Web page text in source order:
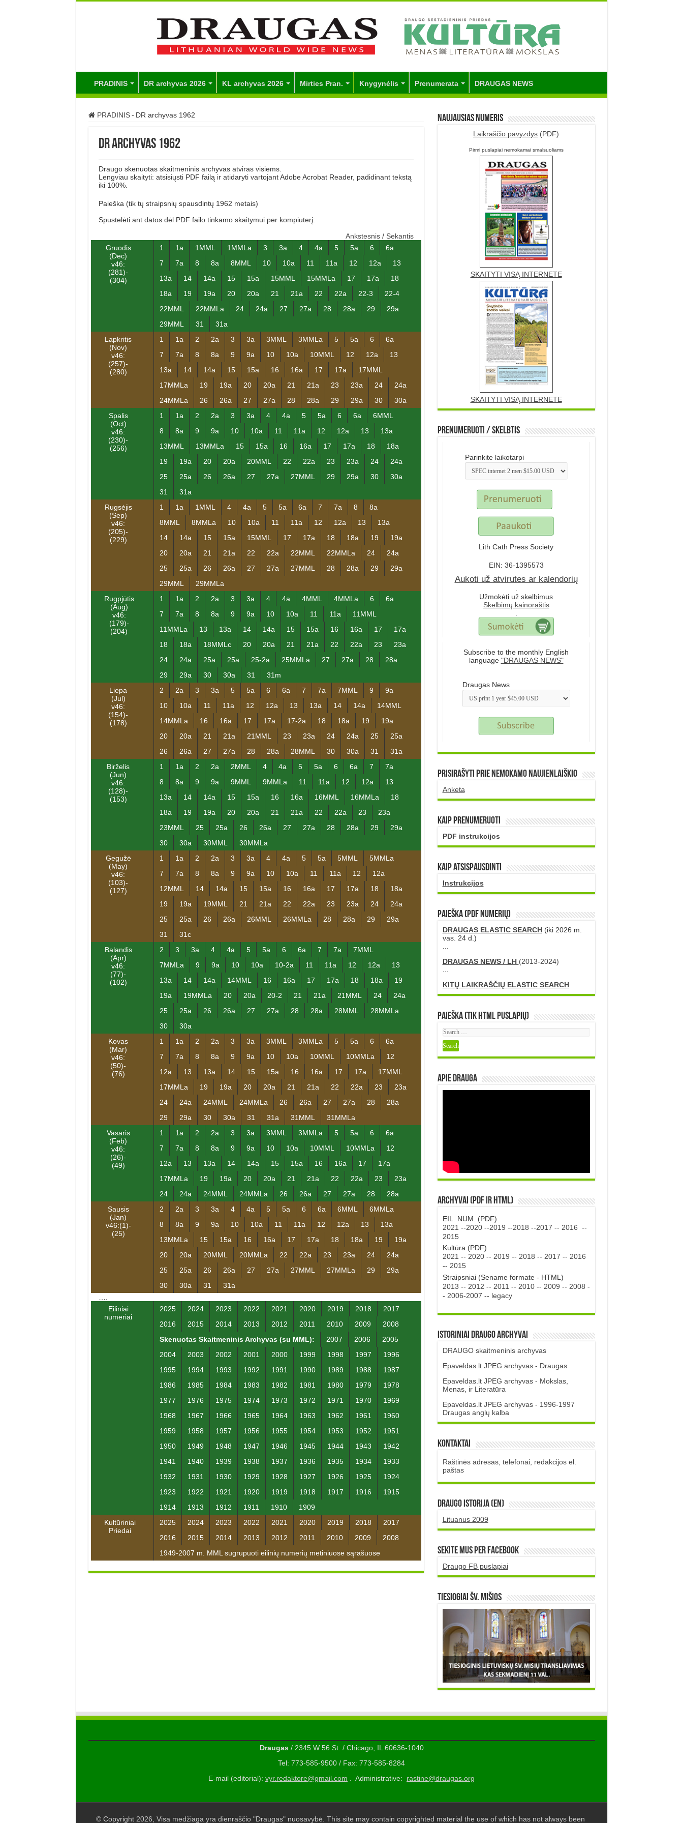
PRADINIS DR archyvas 2026 KL archyvas 2026 Mirties Pran. Knygynėlis Prenumerata DRAUGAS NEWS
PRADINIS - DR archyvas 1962
DR archyvas 1962
Draugo skenuotas skaitmeninis archyvas atviras visiems.
Lengviau skaityti: atsisiųsti PDF failą ir atidaryti vartojant Adobe Acrobat Reader, padidinant tekstą
iki 100%.
Paieška (tik tų straipsnių spausdintų 1962 metais)
Spustelėti ant datos dėl PDF failo tinkamo skaitymui per kompiuterį:
Ankstesnis / Sekantis
Gruodis
(Dec)
v46:
(281)-
(304)
1 1a 1MML 1MMLa 3 3a 4 4a 5 5a 6
6a
7
7a 8 8a 8MML 10 10a 11 11a 12 12a
13
13a
14 14a 15 15a 15MML 15MMLa 17 17a
18
18a
19 19a 20 20a 21 21a 22 22a 22-3
22-4
22MML
22MMLa 24 24a 27 27a 28 28a 29
29a
29MML
31
31a
Lapkritis
(Nov)
v46:
(257)-
(280)
1 1a 2 2a 3 3a 3MML 3MMLa 5 5a 6
6a
7
7a 8 8a 9 9a 10 10a 10MML 12 12a
13
13a
14 14a 15 15a 16 16a 17 17a
17MML
17MMLa
19 19a 20 20a 21 21a 23 23a 24
24a
24MMLa
26 26a 27 27a 28 28a 29 29a 30
30a
Spalis
(Oct)
v46:
(230)-
(256)
1 1a 2 2a 3 3a 4 4a 5 5a 6 6a
6MML
8
8a 9 9a 10 10a 11 11a 12 12a 13
13a
13MML
13MMLa 15 15a 16 16a 17 17a 18
18a
19
19a 20 20a 20MML 22 22a 23 23a 24
24a
25
25a 26 26a 27 27a 27MML 29 29a 30
30a
31
31a
Rugsėjis
(Sep)
v46:
(205)-
(229)
1 1a 1MML 4 4a 5 5a 6a 7 7a 8
8a
8MML
8MMLa 10 10a 11 11a 12 12a 13
13a
14
14a 15 15a 15MML 17 17a 18 18a 19
19a
20
20a 21 21a 22 22a 22MML 22MMLa 24
24a
25
25a 26 26a 27 27a 27MML 28 28a 29
29a
29MML
29MMLa
Rugpjūtis
(Aug)
v46:
(179)-
(204)
1 1a 2 2a 3 3a 4 4a 4MML 4MMLa 6
6a
7
7a 8 8a 9 9a 10 10a 11 11a
11MML
11MMLa
13 13a 14 14a 15 15a 16 16a 17
17a
18
18a 18MMLc 20 20a 21 21a 22 22a 23
23a
24
24a 25a 25a 25-2a 25MMLa 27 27a 28
28a
29
29a 30 30a 31
31m
Liepa
(Jul)
v46:
(154)-
(178)
2 2a 3 3a 5 5a 6 6a 7 7a 7MML 9
9a
10
10a 11 11a 12 12a 13 13a 14 14a
14MML
14MMLa
16 16a 17 17a 17-2a 18 18a 19
19a
20
20a 21 21a 21MML 23 23a 24 24a 25
25a
26
26a 27 27a 28 28a 28MML 30 30a 31
31a
Birželis
(Jun)
v46:
(128)-
(153)
1 1a 2 2a 2MML 4 4a 5 5a 6 6a 7
7a
8
8a 9 9a 9MML 9MMLa 11 11a 12 12a
13
13a
14 14a 15 15a 16 16a 16MML 16MMLa
18
18a
19 19a 20 20a 21 21a 22 22a 23
23a
23MML
25 25a 26 26a 27 27a 28 28a 29
29a
30
30a 30MML
30MMLa
Gegužė
(May)
v46:
(103)-
(127)
1 1a 2 2a 3 3a 4 4a 5 5a 5MML
5MMLa
7
7a 8 8a 9 9a 10 10a 11 11a 12
12a
12MML
14 14a 15 15a 16 16a 17 17a 18
18a
19
19a 19MML 21 21a 22 22a 23 23a 24
24a
25
25a 26 26a 26MML 26MMLa 28 28a 29
29a
31
31c
Balandis
(Apr)
v46:
(77)-
(102)
2 3 3a 4 4a 5 5a 6 6a 7 7a
7MML
7MMLa
9 9a 10 10a 10-2a 11 11a 12 12a
13
13a
14 14a 14MML 16 16a 17 17a 18 18a
19
19a
19MMLa 20 20a 20-2 21 21a 21MML 24
24a
25
25a 26 26a 27 27a 28 28a 28MML
28MMLa
30
30a
Kovas
(Mar)
v46:
(50)-
(76)
1 1a 2 2a 3 3a 3MML 3MMLa 5 5a 6
6a
7
7a 8 8a 9 9a 10 10a 10MML 10MMLa
12
12a
13 13a 14 15 15a 16 16a 17 17a
17MML
17MMLa
19 19a 20 20a 21 21a 22 22a 23
23a
24
24a 24MML 24MMLa 26 26a 27 27a 28
28a
29
29a 30 30a 31 31a 31MML
31MMLa
Vasaris
(Feb)
v46:
(26)-
(49)
1 1a 2 2a 3 3a 3MML 3MMLa 5 5a 6
6a
7
7a 8 8a 9 9a 10 10a 10MML 10MMLa
12
12a
13 13a 14 14a 15 15a 16 16a 17
17a
17MMLa
19 19a 20 20a 21 21a 22 22a 23
23a
24
24a 24MML 24MMLa 26 26a 27 27a 28
28a
Sausis
(Jan)
v46:(1)-
(25)
2 2a 3 3a 4 4a 5 5a 6 6a 6MML
6MMLa
8
8a 9 9a 10 10a 11 11a 12 12a 13
13a
13MMLa
15 15a 16 16a 17 17a 18 18a 19
19a
20
20a 20MML 20MMLa 22 22a 23 23a 24
24a
25
25a 26 26a 27 27a 27MML 27MMLa 29
29a
30
30a 31
31a
Eiliniai
numeriai
2025 2024 2023 2022 2021 2020 2019 2018
2017
2016
2015 2014 2013 2012 2011 2010 2009
2008
Skenuotas Skaitmeninis Archyvas (su MML):
2007 2006
2005
2004
2003 2002 2001 2000 1999 1998 1997
1996
1995
1994 1993 1992 1991 1990 1989 1988
1987
1986
1985 1984 1983 1982 1981 1980 1979
1978
1977
1976 1975 1974 1973 1972 1971 1970
1969
1968
1967 1966 1965 1964 1963 1962 1961
1960
1959
1958 1957 1956 1955 1954 1953 1952
1951
1950
1949 1948 1947 1946 1945 1944 1943
1942
1941
1940 1939 1938 1937 1936 1935 1934
1933
1932
1931 1930 1929 1928 1927 1926 1925
1924
1923
1922 1921 1920 1919 1918 1917 1916
1915
1914
1913 1912 1911 1910
1909
Kultūriniai
Priedai
2025 2024 2023 2022 2021 2020 2019 2018
2017
2016
2015 2014 2013 2012 2011 2010 2009
2008
1949-2007 m. MML sugrupuoti eilinių numerių metiniuose sąrašuose
Naujausias numeris
Laikraščio pavyzdys (PDF)
Pirmi puslapiai nemokamai smalsuoliams
SKAITYTI VISĄ INTERNETE
SKAITYTI VISĄ INTERNETE
Prenumeruoti / Skelbtis
Parinkite laikotarpi
Lith Cath Press Society
EIN: 36-1395573
Aukoti už atvirutes ar kalendorių
.
Užmokėti už skelbimus
Skelbimų kainoraštis
.
Subscribe to the monthly English
language "DRAUGAS NEWS"
Draugas News
Prisirašyti prie nemokamo naujienlaiškio
Anketa
Kaip prenumeruoti
PDF instrukcijos
Kaip atsispausdinti
Instrukcijos
PAIEŠKA (PDF numerių)
DRAUGAS ELASTIC SEARCH(iki 2026 m.
vas. 24 d.)
...
DRAUGAS NEWS / LH (2013-2024)
...
KITŲ LAIKRAŠČIŲ ELASTIC SEARCH
Paieška (tik HTML puslapių)
Apie DRAUGA
Archyvai (PDF ir HTML)
EIL. NUM. (PDF)
2021 --2020--2019 --2018 --2017 -- 2016 --
2015
Kultūra (PDF)
2021 -- 2020-- 2019 -- 2018 -- 2017 -- 2016
-- 2015
Straipsniai (Sename formate - HTML)
2013 -- 2012 -- 2011 -- 2010-- 2009 -- 2008 -
- 2006-2007 -- legacy
Istoriniai DRAUGO Archyvai
DRAUGO skaitmeninis archyvas
Epaveldas.lt JPEG archyvas - Draugas
Epaveldas.lt JPEG archyvas - Mokslas,
Menas, ir Literatūra
Epaveldas.lt JPEG archyvas - 1996-1997
Draugas anglų kalba
Kontaktai
Raštinės adresas, telefonai, redakcijos el.
paštas
DRAUGO istorija (EN)
Lituanus 2009
Sekite mus per Facebook
Draugo FB puslapiai
TIESIOGIAI šv. MIŠIOS
Draugas/ 2345 W 56 St. / Chicago, IL 60636-1040
Tel: 773-585-9500 / Fax: 773-585-8284
E-mail (editorial): vyr.redaktore@gmail.com . Administrative: rastine@draugas.org
© Copyright 2026, Visa medžiaga yra dienraščio "Draugas" nuosavybė. This site may contain copyrighted material the use of which has not always been